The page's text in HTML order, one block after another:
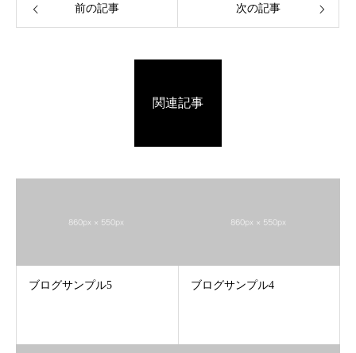
前の記事 次の記事
関連記事
ブログサンプル5 ブログサンプル4